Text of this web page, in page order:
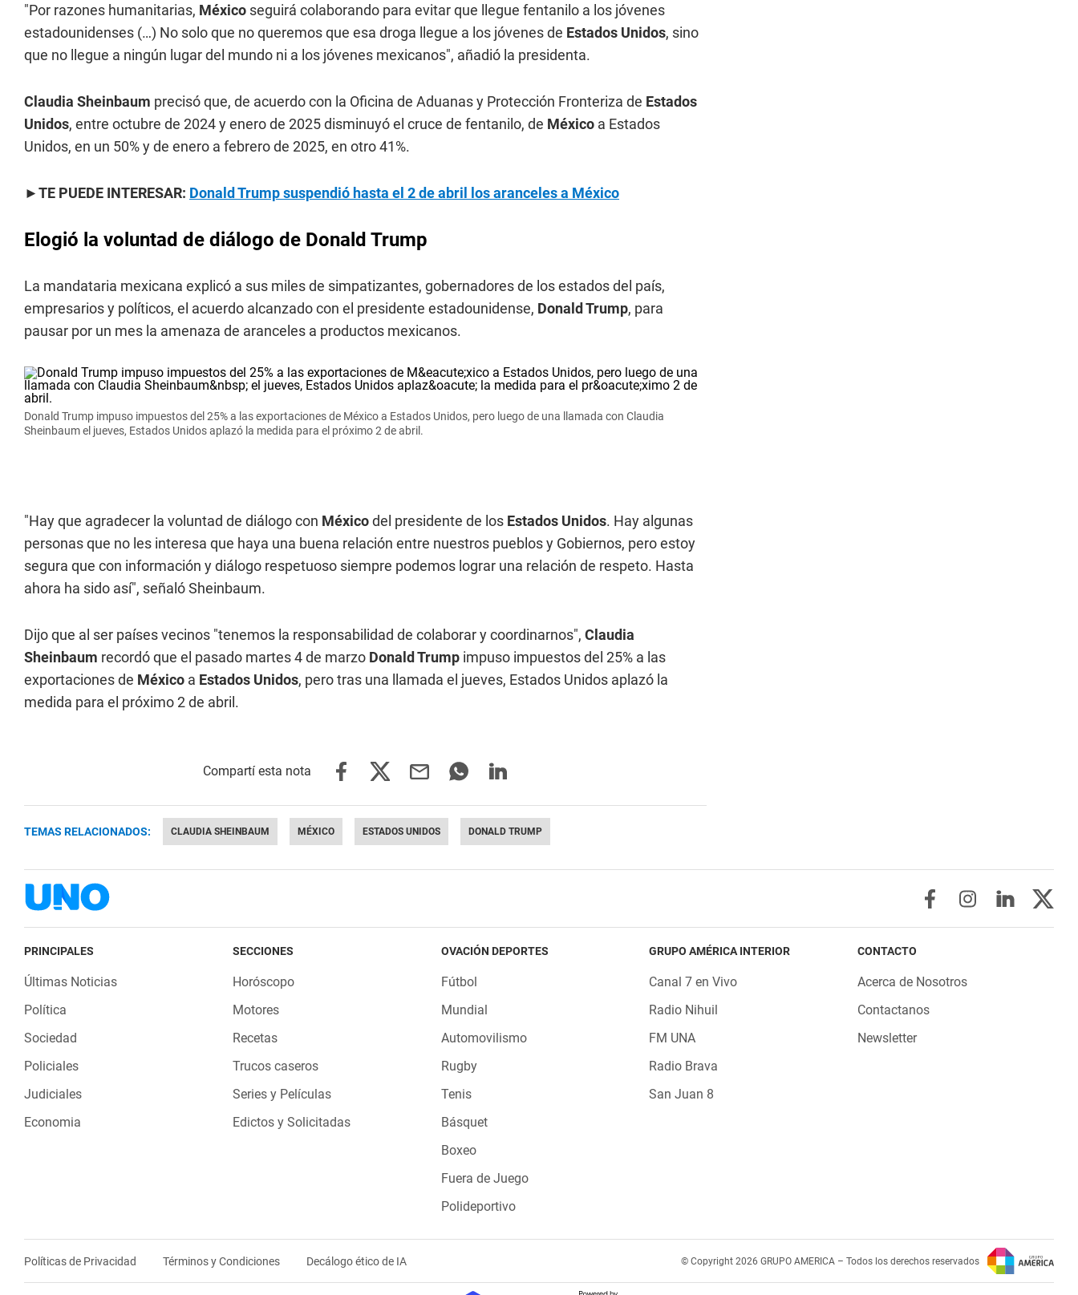
"Por razones humanitarias, México seguirá colaborando para evitar que llegue fentanilo a los jóvenes
estadounidenses (…) No solo que no queremos que esa droga llegue a los jóvenes de Estados Unidos, sino
que no llegue a ningún lugar del mundo ni a los jóvenes mexicanos", añadió la presidenta.
Claudia Sheinbaum precisó que, de acuerdo con la Oficina de Aduanas y Protección Fronteriza de Estados
Unidos, entre octubre de 2024 y enero de 2025 disminuyó el cruce de fentanilo, de México a Estados
Unidos, en un 50% y de enero a febrero de 2025, en otro 41%.
►TE PUEDE INTERESAR: Donald Trump suspendió hasta el 2 de abril los aranceles a México
Elogió la voluntad de diálogo de Donald Trump
La mandataria mexicana explicó a sus miles de simpatizantes, gobernadores de los estados del país,
empresarios y políticos, el acuerdo alcanzado con el presidente estadounidense, Donald Trump, para
pausar por un mes la amenaza de aranceles a productos mexicanos.
Donald Trump impuso impuestos del 25% a las exportaciones de México a Estados Unidos, pero luego de una llamada con Claudia
Sheinbaum el jueves, Estados Unidos aplazó la medida para el próximo 2 de abril.
"Hay que agradecer la voluntad de diálogo con Méxicodel presidente de los Estados Unidos. Hay algunas
personas que no les interesa que haya una buena relación entre nuestros pueblos y Gobiernos, pero estoy
segura que con información y diálogo respetuoso siempre podemos lograr una relación de respeto. Hasta
ahora ha sido así", señaló Sheinbaum.
Dijo que al ser países vecinos "tenemos la responsabilidad de colaborar y coordinarnos", Claudia
Sheinbaum recordó que el pasado martes 4 de marzo Donald Trump impuso impuestos del 25% a las
exportaciones de México a Estados Unidos, pero tras una llamada el jueves, Estados Unidos aplazó la
medida para el próximo 2 de abril.
TEMAS RELACIONADOS: CLAUDIA SHEINBAUM MÉXICO ESTADOS UNIDOS DONALD TRUMP
PRINCIPALES
Últimas Noticias
Política
Sociedad
Policiales
Judiciales
Economia
SECCIONES
Horóscopo
Motores
Recetas
Trucos caseros
Series y Películas
Edictos y Solicitadas
OVACIÓN DEPORTES
Fútbol
Mundial
Automovilismo
Rugby
Tenis
Básquet
Boxeo
Fuera de Juego
Polideportivo
GRUPO AMÉRICA INTERIOR
Canal 7 en Vivo
Radio Nihuil
FM UNA
Radio Brava
San Juan 8
CONTACTO
Acerca de Nosotros
Contactanos
Newsletter
Políticas de Privacidad Términos y Condiciones Decálogo ético de IA © Copyright 2026 GRUPO AMERICA – Todos los derechos reservados